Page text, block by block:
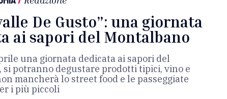
De Gusto”: una giornata
ai sapori del Montalbano
una giornata dedicata ai sapori del
si potranno degustare prodotti tipici, vino e
mancherà lo street food e le passeggiate
i più piccoli